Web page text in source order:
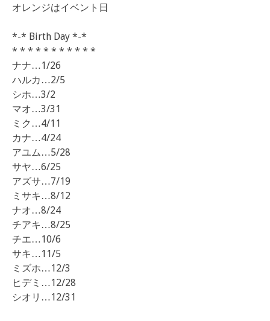
オレンジはイベント日
*-* Birth Day *-*
* * * * * * * * * * *
ナナ…1/26
ハルカ…2/5
シホ…3/2
マオ…3/31
ミク…4/11
カナ…4/24
アユム…5/28
サヤ…6/25
アズサ…7/19
ミサキ…8/12
ナオ…8/24
チアキ…8/25
チエ…10/6
サキ…11/5
ミズホ…12/3
ヒデミ…12/28
シオリ…12/31